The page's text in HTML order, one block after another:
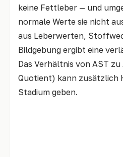
keine Fettleber — und
normale Werte sie nicht
aus Leberwerten,
Bildgebung ergibt eine
Das Verhältnis von AST zu
Quotient) kann zusätzlich
Stadium geben.